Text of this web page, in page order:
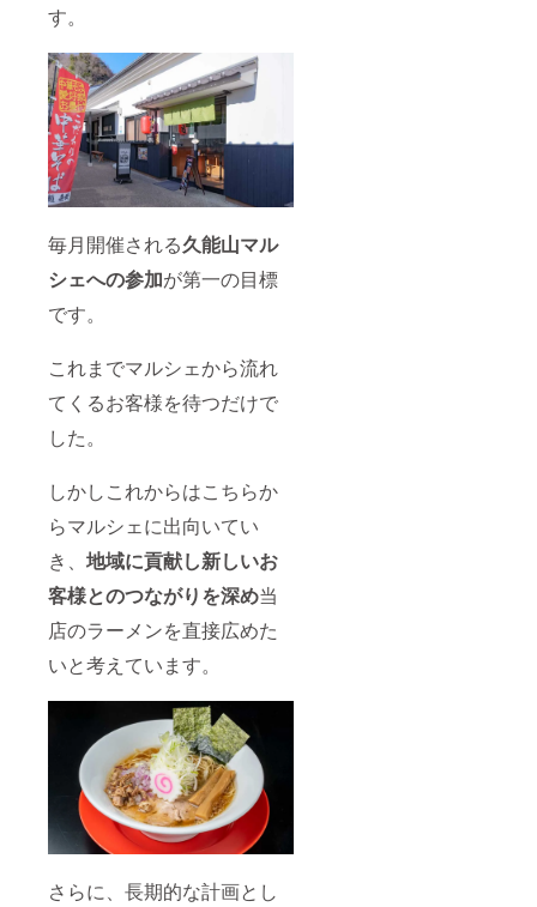
す。
毎月開催される久能山マル
シェへの参加が第一の目標
です。
これまでマルシェから流れ
てくるお客様を待つだけで
した。
しかしこれからはこちらか
らマルシェに出向いてい
き、 地域に貢献し新しいお
客様とのつながりを深め当
店のラーメンを直接広めた
いと考えています。
さらに、長期的な計画とし